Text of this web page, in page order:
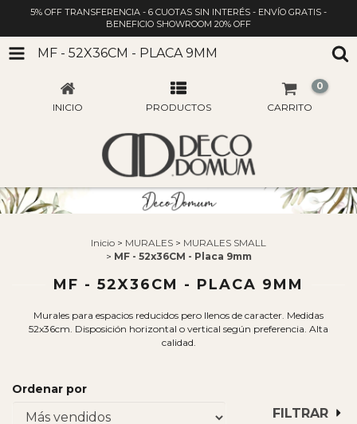
5% OFF TRANSFERENCIA - 6 CUOTAS SIN INTERÉS - ENVÍO GRATIS -
BENEFICIO SHOWROOM 20% OFF
MF - 52X36CM - PLACA 9MM
INICIO PRODUCTOS CARRITO
0
Inicio > MURALES > MURALES SMALL
> MF - 52x36CM - Placa 9mm
MF - 52X36CM - PLACA 9MM
Murales para espacios reducidos pero llenos de caracter. Medidas
52x36cm. Disposición horizontal o vertical según preferencia. Alta
calidad.
Ordenar por
FILTRAR